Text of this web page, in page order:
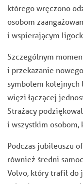
którego wręczono
osobom
i wspierającym
Szczególnym
i przekazanie
symbolem kolejnych
więzi łączącej
Strażacy
i wszystkim osobom,
Podczas jubileuszu
również średni
Volvo, który trafił do